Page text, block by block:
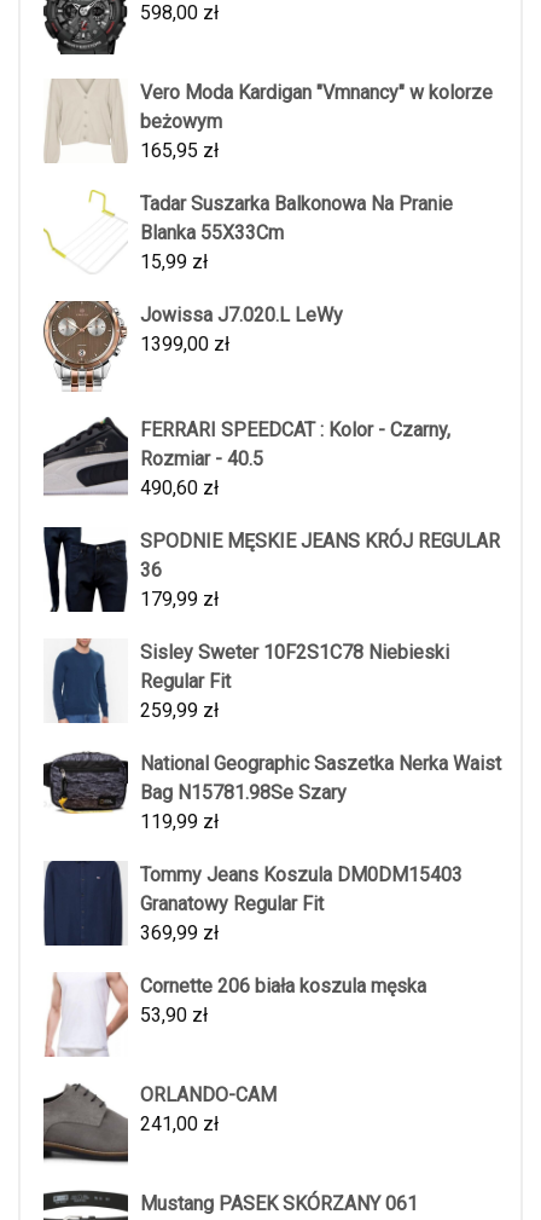
598,00 zł
Vero Moda Kardigan "Vmnancy" w kolorze
beżowym
165,95 zł
Tadar Suszarka Balkonowa Na Pranie
Blanka 55X33Cm
15,99 zł
Jowissa J7.020.L LeWy
1399,00 zł
FERRARI SPEEDCAT : Kolor - Czarny,
Rozmiar - 40.5
490,60 zł
SPODNIE MĘSKIE JEANS KRÓJ REGULAR
36
179,99 zł
Sisley Sweter 10F2S1C78 Niebieski
Regular Fit
259,99 zł
National Geographic Saszetka Nerka Waist
Bag N15781.98Se Szary
119,99 zł
Tommy Jeans Koszula DM0DM15403
Granatowy Regular Fit
369,99 zł
Cornette 206 biała koszula męska
53,90 zł
ORLANDO-CAM
241,00 zł
Mustang PASEK SKÓRZANY 061